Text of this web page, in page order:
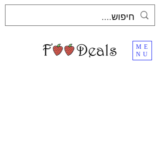
ME
NU